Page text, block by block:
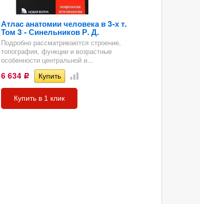
Атлас анатомии человека в 3-х т.
Том 3 - Синельников Р. Д.
Подробно рассматриваются строение,
топография, функции и возрастные
особенности центральной и...
6 634 Р
Купить в 1 клик